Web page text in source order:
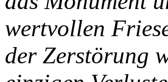
wertvollen
der Zerstörung